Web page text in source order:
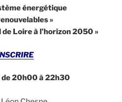
énergétique
»
Loire à l’horizon 2050 »
de 20h00 à 22h30